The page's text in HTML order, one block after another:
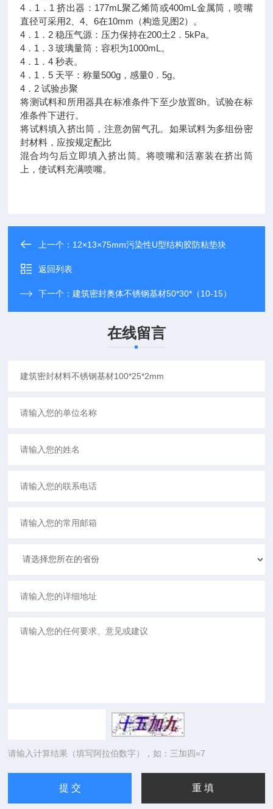
4．1．1 挤出器：177mL聚乙烯筒或400mL金属筒，喷嘴
直径可采用2、4、6在10mm（构造见图2）。
4．1．2 稳压气源：压力保持在200土2．5kPa。
4．1．3 玻璃量筒：容积为1000mL。
4．1．4 秒表。
4．1．5 天平：称量500g，感量0．5g。
4．2 试验步聚
将测试料和所用器具在标准条件下至少放置8h。试验在标
准条件下进行。
将试料填入挤出筒，注意勿留气孔。如果试料为多组份密
封材料，应按规定配比
混合均匀后立即填入挤出筒。将喷嘴和活塞装在挤出筒
上，使试料充满喷嘴。
上一个： 12×13×75mm污染性U型结构胶防粘垫块
返回列表
下一个：建筑密封奥体不锈钢基材50*30*（10-15）
在线留言
请输入计算结果（填写阿拉伯数字），如：三加四=7